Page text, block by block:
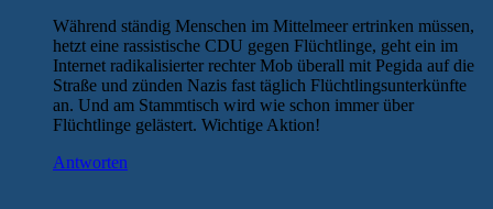
Während ständig Menschen im Mittelmeer ertrinken müssen,
hetzt eine rassistische CDU gegen Flüchtlinge, geht ein im
Internet radikalisierter rechter Mob überall mit Pegida auf die
Straße und zünden Nazis fast täglich Flüchtlingsunterkünfte
an. Und am Stammtisch wird wie schon immer über
Flüchtlinge gelästert. Wichtige Aktion!
Antworten